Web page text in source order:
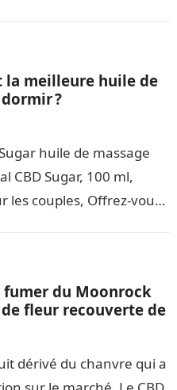
la meilleure huile de
?
huile de massage
CBD Sugar, 100 ml,
les couples, Offrez-vous
fumer du Moonrock
de fleur recouverte de
dérivé du chanvre qui a